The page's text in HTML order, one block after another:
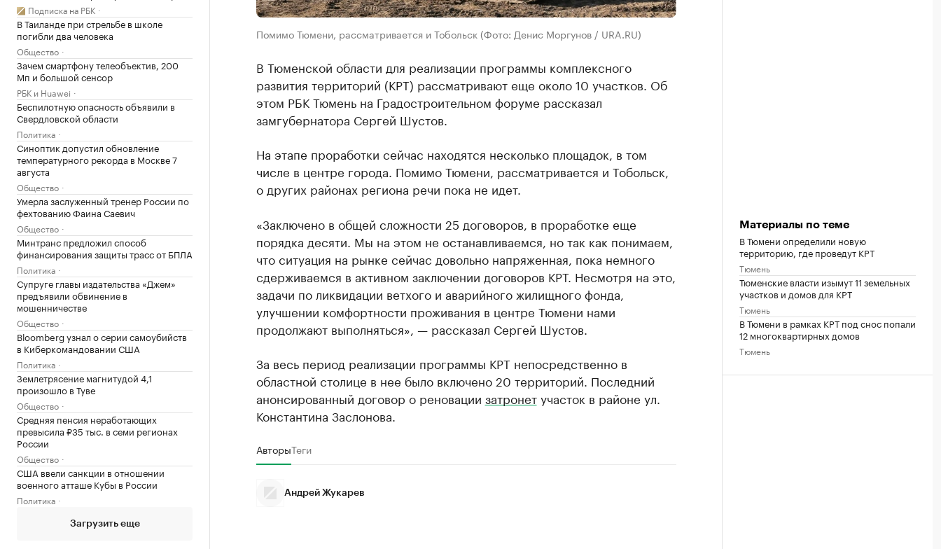
Подписка на РБК
В Таиланде при стрельбе в школе
погибли два человека
Общество
Зачем смартфону телеобъектив, 200
Мп и большой сенсор
РБК и Huawei
Беспилотную опасность объявили в
Свердловской области
Политика
Синоптик допустил обновление
температурного рекорда в Москве 7
августа
Общество
Умерла заслуженный тренер России по
фехтованию Фаина Саевич
Общество
Минтранс предложил способ
финансирования защиты трасс от БПЛА
Политика
Супруге главы издательства «Джем»
предъявили обвинение в
мошенничестве
Общество
Bloomberg узнал о серии самоубийств
в Киберкомандовании США
Политика
Землетрясение магнитудой 4,1
произошло в Туве
Общество
Средняя пенсия неработающих
превысила ₽35 тыс. в семи регионах
России
Общество
США ввели санкции в отношении
военного атташе Кубы в России
Политика
Загрузить еще
Помимо Тюмени, рассматривается и Тобольск (Фото: Денис Моргунов / URA.RU)
В Тюменской области для реализации программы комплексного
развития территорий (КРТ) рассматривают еще около 10 участков. Об
этом РБК Тюмень на Градостроительном форуме рассказал
замгубернатора Сергей Шустов.
На этапе проработки сейчас находятся несколько площадок, в том
числе в центре города. Помимо Тюмени, рассматривается и Тобольск,
о других районах региона речи пока не идет.
«Заключено в общей сложности 25 договоров, в проработке еще
порядка десяти. Мы на этом не останавливаемся, но так как понимаем,
что ситуация на рынке сейчас довольно напряженная, пока немного
сдерживаемся в активном заключении договоров КРТ. Несмотря на это,
задачи по ликвидации ветхого и аварийного жилищного фонда,
улучшении комфортности проживания в центре Тюмени нами
продолжают выполняться», — рассказал Сергей Шустов.
За весь период реализации программы КРТ непосредственно в
областной столице в нее было включено 20 территорий. Последний
анонсированный договор о реновации затронетучасток в районе ул.
Константина Заслонова.
АвторыТеги
Андрей Жукарев
Материалы по теме
В Тюмени определили новую
территорию, где проведут КРТ
Тюмень
Тюменские власти изымут 11 земельных
участков и домов для КРТ
Тюмень
В Тюмени в рамках КРТ под снос попали
12 многоквартирных домов
Тюмень